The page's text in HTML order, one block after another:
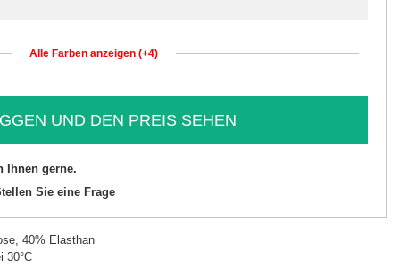
Alle Farben anzeigen (+4)
UND DEN PREIS SEHEN
Ihnen gerne.
Sie eine Frage
40% Elasthan
30°C